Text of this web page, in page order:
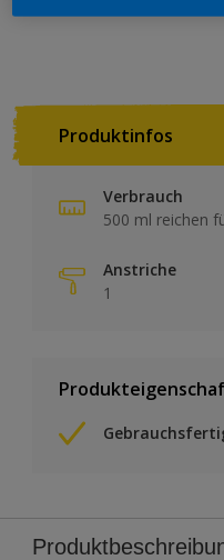
Produktinfos
Verbrauch
500 ml reichen
Anstriche
1